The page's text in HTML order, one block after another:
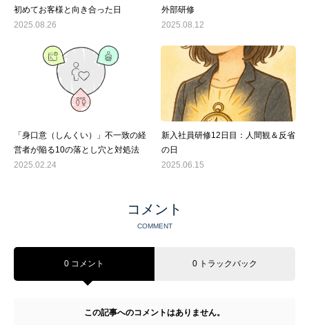
初めてお客様と向き合った日
2025.08.26
外部研修
2025.08.12
「身口意（しんくい）」不一致の経
営者が陥る10の落とし穴と対処法
2025.02.24
新入社員研修12日目：人間観＆反省
の日
2025.06.15
コメント
COMMENT
0 コメント 0 トラックバック
この記事へのコメントはありません。